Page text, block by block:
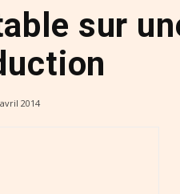
sur
2014